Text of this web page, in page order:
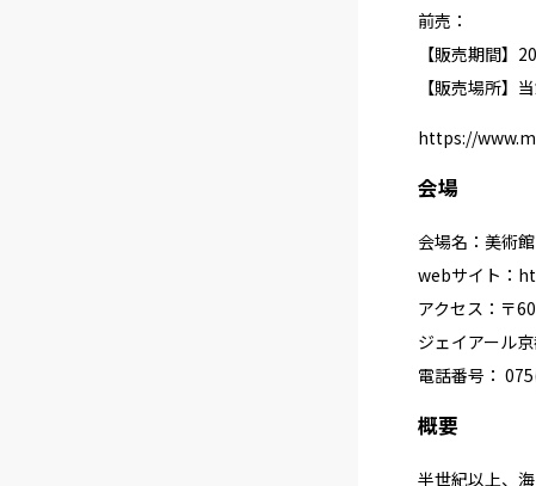
前売：
【販売期間】
【販売場所】
https://
会場
会場名：美術
webサイト：
アクセス：〒
ジェイアール
電話番号：
概要
半世紀以上、